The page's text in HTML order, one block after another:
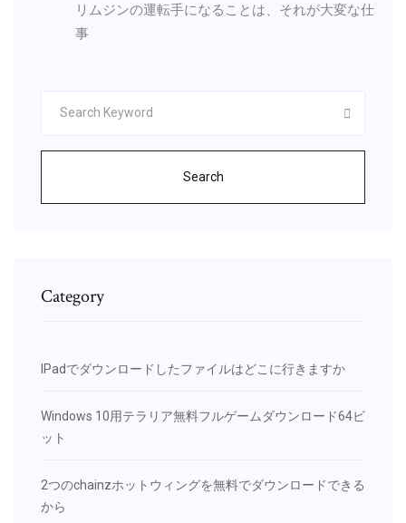
リムジンの運転手になることは、それが大変な仕
事
Search
Category
IPadでダウンロードしたファイルはどこに行きますか
Windows 10用テラリア無料フルゲームダウンロード64ビ
ット
2つのchainzホットウィングを無料でダウンロードできる
から